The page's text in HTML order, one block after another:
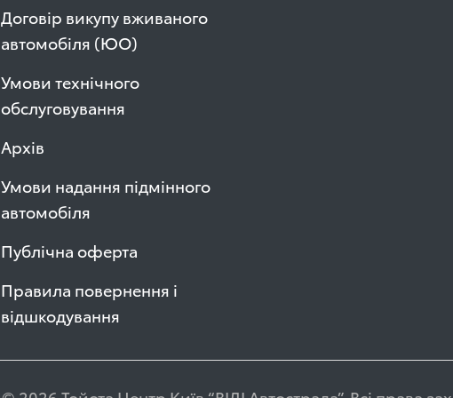
Договір викупу вживаного
автомобіля (ЮО)
Умови технічного
обслуговування
Архів
Умови надання підмінного
автомобіля
Публічна оферта
Правила повернення і
відшкодування